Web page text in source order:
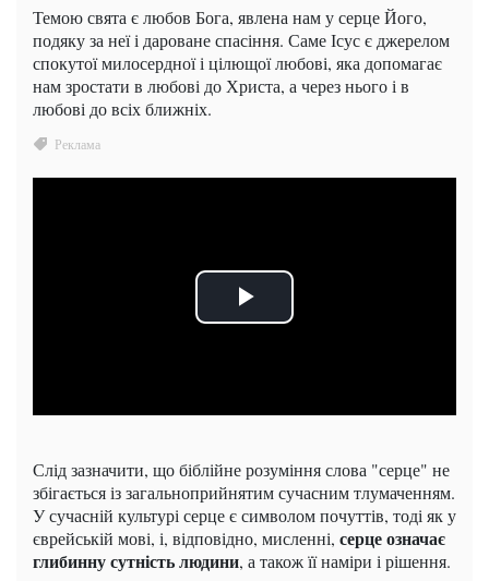
Темою свята є любов Бога, явлена нам у серце Його,
подяку за неї і дароване спасіння. Саме Ісус є джерелом
спокутої милосердної і цілющої любові, яка допомагає
нам зростати в любові до Христа, а через нього і в
любові до всіх ближніх.
Слід зазначити, що біблійне розуміння слова "серце" не
збігається із загальноприйнятим сучасним тлумаченням.
У сучасній культурі серце є символом почуттів, тоді як у
єврейській мові, і, відповідно, мисленні, серце означає
глибинну сутність людини, а також її наміри і рішення.